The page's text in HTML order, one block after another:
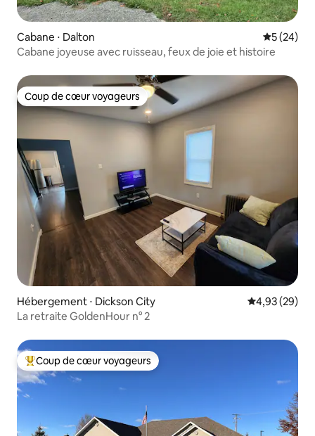
Cabane ⋅ Dalton
5 (24)
Cabane joyeuse avec ruisseau, feux de joie et histoire
Coup de cœur voyageurs
Coup de cœur voyageurs
Hébergement ⋅ Dickson City Évaluation
4,93 (29)
La retraite GoldenHour n° 2
Coups de cœur voyageurs les plus appréciés
Coup de cœur voyageurs